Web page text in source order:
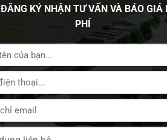
ĐĂNG KÝ NHẬN TƯ VẤN VÀ BÁO GIÁ
PHÍ